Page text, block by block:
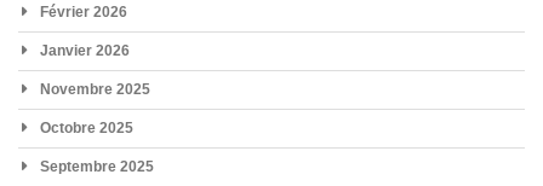
Février 2026
Janvier 2026
Novembre 2025
Octobre 2025
Septembre 2025